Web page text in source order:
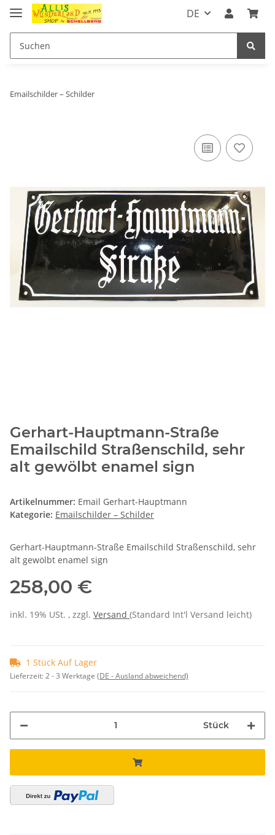
DE
Emailschilder – Schilder
Gerhart-Hauptmann-Straße
Emailschild Straßenschild, sehr
alt gewölbt enamel sign
Artikelnummer: Email Gerhart-Hauptmann
Kategorie: Emailschilder – Schilder
Gerhart-Hauptmann-Straße Emailschild Straßenschild, sehr
alt gewölbt enamel sign
258,00 €
inkl. 19% USt. , zzgl. Versand (Standard Int'l Versand leicht)
1 Stück Auf Lager
Lieferzeit:2 - 3 Werktage (DE - Ausland abweichend)
Stück